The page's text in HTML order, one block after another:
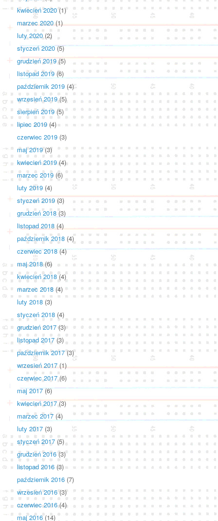
kwiecień 2020(1)
marzec 2020(1)
luty 2020(2)
styczeń 2020 (5)
grudzień 2019(5)
listopad 2019 (6)
październik 2019 (4)
wrzesień 2019(5)
sierpień 2019 (5)
lipiec 2019 (4)
czerwiec 2019 (3)
maj 2019(3)
kwiecień 2019(4)
marzec 2019 (6)
luty 2019 (4)
styczeń 2019 (3)
grudzień 2018(3)
listopad 2018 (4)
październik 2018 (4)
czerwiec 2018(4)
maj 2018(6)
kwiecień 2018(4)
marzec 2018 (4)
luty 2018 (3)
styczeń 2018 (4)
grudzień 2017(3)
listopad 2017 (3)
październik 2017(3)
wrzesień 2017(1)
czerwiec 2017(6)
maj 2017(6)
kwiecień 2017(3)
marzec 2017 (4)
luty 2017 (3)
styczeń 2017 (5)
grudzień 2016(3)
listopad 2016 (3)
październik 2016 (7)
wrzesień 2016(3)
czerwiec 2016(4)
maj 2016(14)